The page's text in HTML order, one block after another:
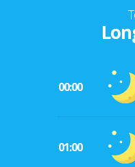
00:00
01:00